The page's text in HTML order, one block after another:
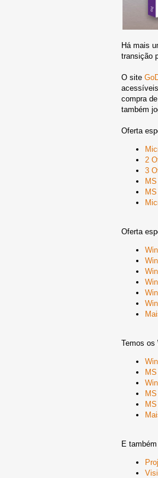
Há mais
transição
O site
compra
também
Oferta
2
3
Oferta
Temos os
E